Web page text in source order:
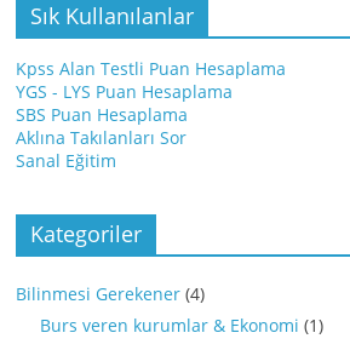
Sık Kullanılanlar
Kpss Alan Testli Puan Hesaplama
YGS - LYS Puan Hesaplama
SBS Puan Hesaplama
Aklına Takılanları Sor
Sanal Eğitim
Kategoriler
Bilinmesi Gerekener (4)
Burs veren kurumlar & Ekonomi (1)